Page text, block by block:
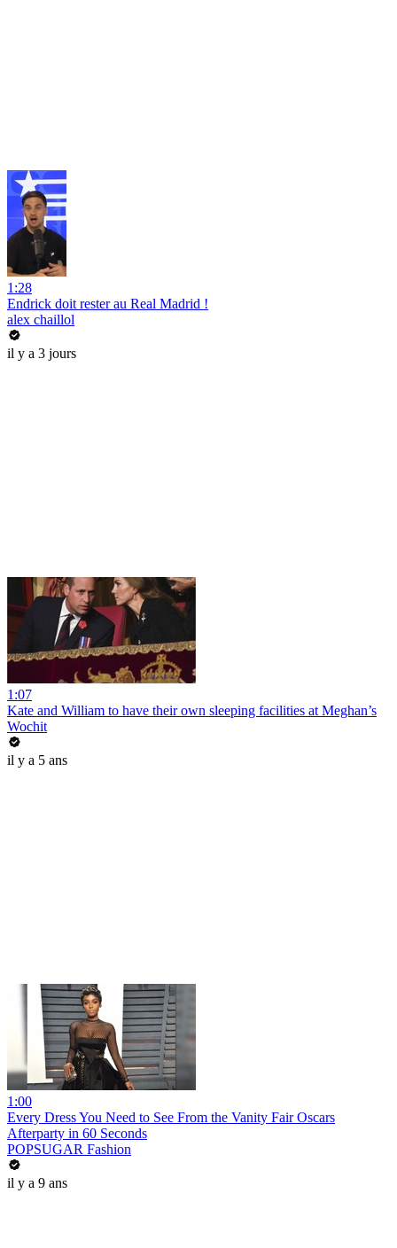
1:28
Endrick doit rester au Real Madrid !
alex chaillol
il y a 3 jours
1:07
Kate and William to have their own sleeping facilities at Meghan’s
Wochit
il y a 5 ans
1:00
Every Dress You Need to See From the Vanity Fair Oscars
Afterparty in 60 Seconds
POPSUGAR Fashion
il y a 9 ans